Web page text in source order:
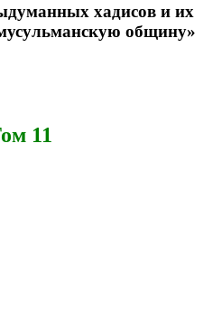
хадисов и их
общину»
11